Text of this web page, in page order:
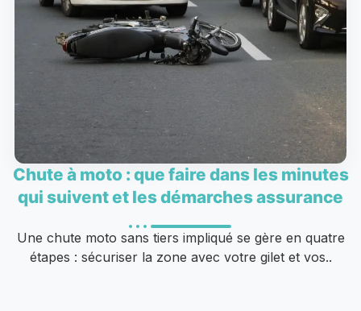
Chute à moto : que faire dans les minutes
qui suivent et les démarches assurance
Une chute moto sans tiers impliqué se gère en quatre
étapes : sécuriser la zone avec votre gilet et vos..